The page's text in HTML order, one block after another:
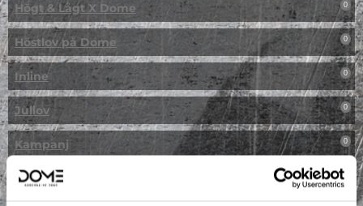
Högt & Lågt X Dome 0
Höstlov på Dome 0
Inline 0
Jullov 0
Kampanj 0
Kickbike 0